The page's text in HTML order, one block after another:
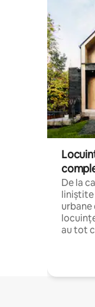
De la
urbane
au tot